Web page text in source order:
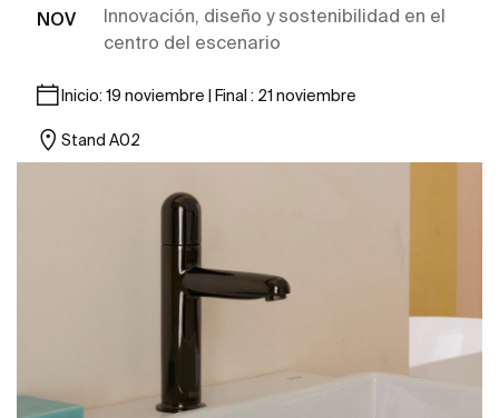
NOV
Innovación, diseño y sostenibilidad en el
centro del escenario
Inicio: 19 noviembre | Final : 21 noviembre
Stand A02